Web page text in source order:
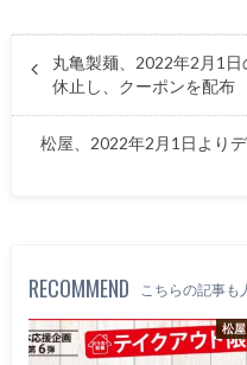
丸亀製麺、2022年2月1
休止し、クーポンを配布
松屋、2022年2月1日より
RECOMMEND こちらの記事も
松屋